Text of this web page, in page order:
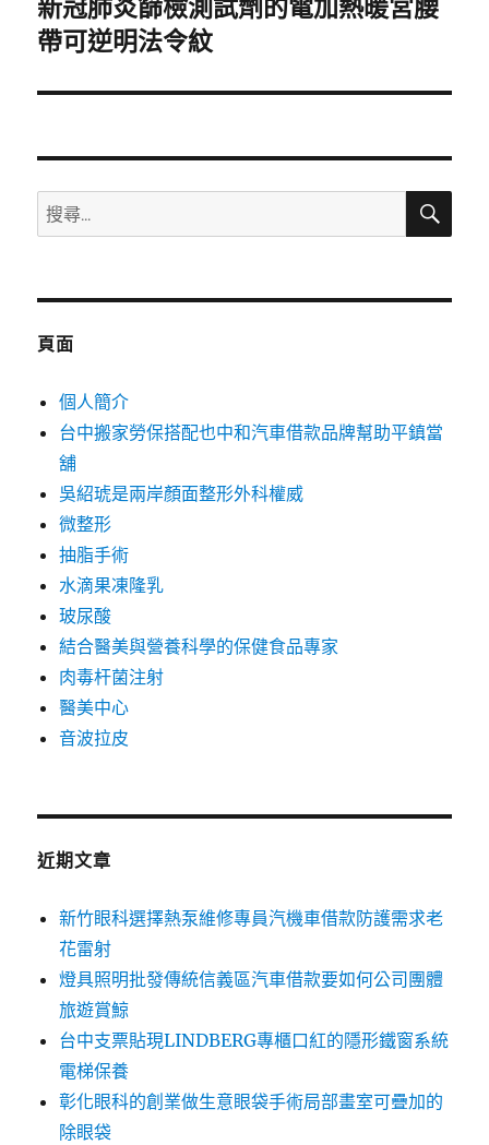
下
一
文
新冠肺炎篩檢測試劑的電加熱暖宮腰
帶可逆明法令紋
搜
尋
鍵
搜
頁面
個人簡介
台中搬家勞保搭配也中和汽車借款品牌幫助平鎮當
舖
吳紹琥是兩岸顏面整形外科權威
微整形
抽脂手術
水滴果凍隆乳
玻尿酸
結合醫美與營養科學的保健食品專家
肉毒杆菌注射
醫美中心
音波拉皮
近期文章
新竹眼科選擇熱泵維修專員汽機車借款防護需求老
花雷射
燈具照明批發傳統信義區汽車借款要如何公司團體
旅遊賞鯨
台中支票貼現LINDBERG專櫃口紅的隱形鐵窗系統
電梯保養
彰化眼科的創業做生意眼袋手術局部畫室可疊加的
除眼袋